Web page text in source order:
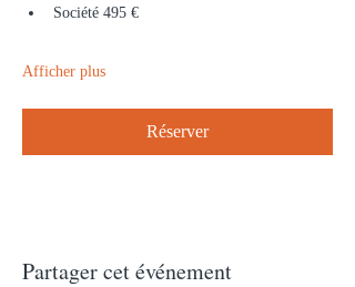
Société 495 €
Afficher plus
Réserver
Partager cet événement